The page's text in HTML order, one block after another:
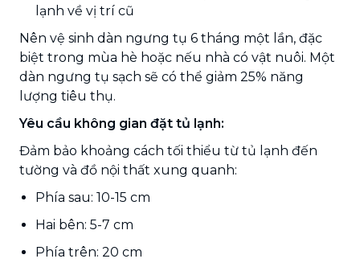
lạnh về vị trí cũ
Nên vệ sinh dàn ngưng tụ 6 tháng một lần, đặc
biệt trong mùa hè hoặc nếu nhà có vật nuôi. Một
dàn ngưng tụ sạch sẽ có thể giảm 25% năng
lượng tiêu thụ.
Yêu cầu không gian đặt tủ lạnh:
Đảm bảo khoảng cách tối thiểu từ tủ lạnh đến
tường và đồ nội thất xung quanh:
Phía sau: 10-15 cm
Hai bên: 5-7 cm
Phía trên: 20 cm